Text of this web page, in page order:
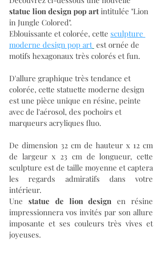
statue lion design pop art intitulée "Lion
in Jungle Colored".
Eblouissante et colorée, cette sculpture
moderne design pop art est ornée de
motifs hexagonaux très colorés et fun.
D'allure graphique très tendance et
colorée, cette statuette moderne design
est une pièce unique en résine, peinte
avec de l'aérosol, des pochoirs et
marqueurs acryliques fluo.
De dimension 32 cm de hauteur x 12 cm
de largeur x 23 cm de longueur, cette
sculpture est de taille moyenne et captera
les regards admiratifs dans votre
intérieur.
Une statue de lion design en résine
impressionnera vos invités par son allure
imposante et ses couleurs très vives et
joyeuses.